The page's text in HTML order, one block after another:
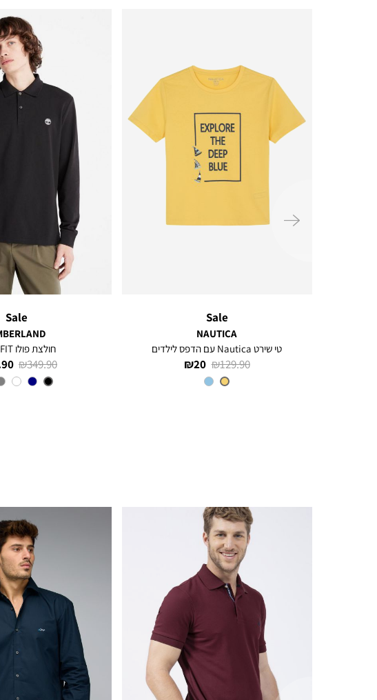
ימינה
Sale
NAUTICA
טי שירט Nautica עם הדפס לילדים
מחיר
מוצר
20 ₪
מחיר
129.90 ₪
צבע
BANANA
Sale
חולצת פולו SLIM FIT
₪
מחיר
רגיל
349.90 ₪
צבע